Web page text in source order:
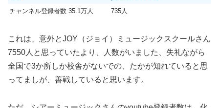
チャンネル登録者数 35.1万人
735人
これは、意外とJOY（ジョイ）ミュージックスクールさん
7550人と思っていたより、人数がいました、失礼ながら
全国で3か所しか校舎がないでの、たかが知れていると思
ってましが、善戦していると思います。